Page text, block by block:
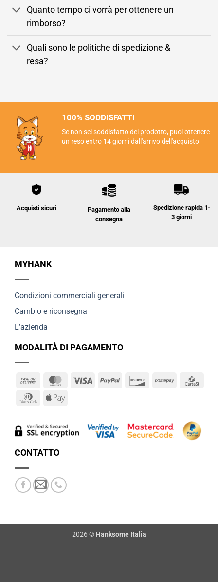
Quanto tempo ci vorrà per ottenere un
rimborso?
Quali sono le politiche di spedizione &
resa?
100% SODDISFATTI
Se non sei soddisfatto del prodotto, puoi ottenere
un reso entro 14 giorni dall'arrivo dell'acquisto.
Acquisti sicuri
Pagamento alla
consegna
Spedizione rapida 1-
3 giorni
MYHANK
Condizioni commerciali generali
Cambio e riconsegna
L’azienda
MODALITÀ DI PAGAMENTO
Cash
Delivery
MasterCard
Visa PayPal DiscoverPostepay
DinnersApple
CONTATTO
2026 © Hanksome Italia